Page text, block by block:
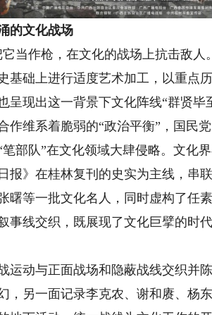
的文化战场
当作枪，在文化的战场上抗击敌人
础上进行适度艺术加工，以重点
呈现出这一背景下文化阵线“群贤毕
维系着脆弱的“政治平衡”，国民
部队”在文化领域大肆侵略。文化
报》在桂林复刊的史实为主线，串
曙等一批文化名人，同时虚构了任
事线交织，既展现了文化巨擘的时
动与正面战场和隐蔽战线交织并
，另一面记录李克农、谢和赓、杨